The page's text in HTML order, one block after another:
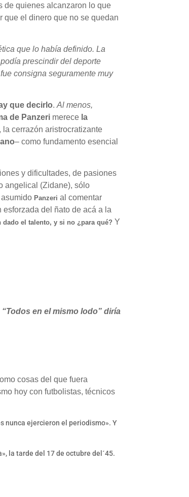
de quienes alcanzaron lo que
que el dinero que no se quedan
que lo había definido. La
prescindir del deporte
consigna seguramente muy
que decirlo.Al menos,
de Panzeri merece la
cerrazón aristrocratizante
– como fundamento esencial
y dificultades, de pasiones
angelical (Zidane), sólo
Panzeri al comentar
del ñato de acá a la
dado el talento, y si no ¿para qué? Y
en el mismo lodo” diría
cosas del que fuera
hoy con futbolistas, técnicos
nunca ejercieron el periodismo». Y
la tarde del 17 de octubre del´45.